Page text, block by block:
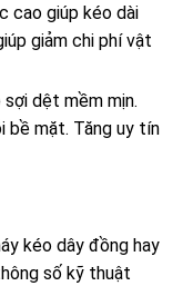
cao giúp kéo dài
giảm chi phí vật
sợi dệt mềm mịn.
bề mặt. Tăng uy tín
kéo dây đồng hay
số kỹ thuật